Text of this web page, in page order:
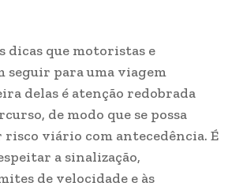
dicas que motoristas e
seguir para uma viagem
delas é atenção redobrada
de modo que se possa
viário com antecedência. É
a sinalização,
de velocidade e às